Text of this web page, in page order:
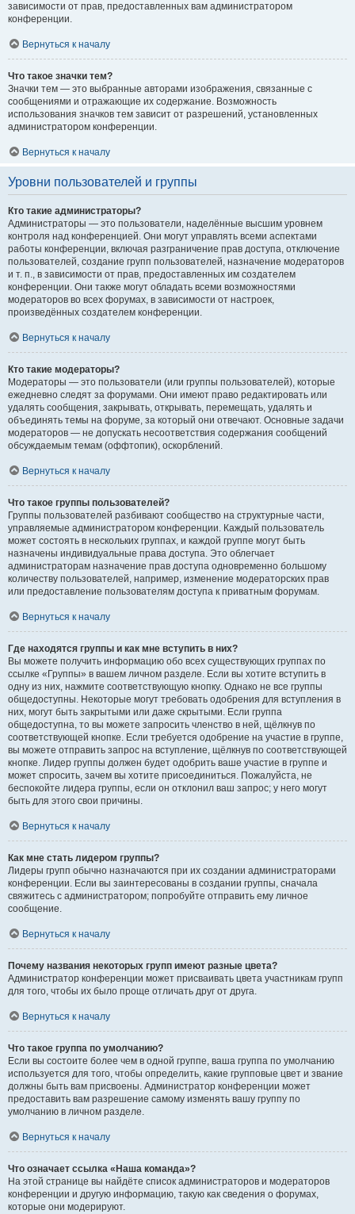
зависимости от прав, предоставленных вам администратором
конференции.
Вернуться к началу
Что такое значки тем?
Значки тем — это выбранные авторами изображения, связанные с
сообщениями и отражающие их содержание. Возможность
использования значков тем зависит от разрешений, установленных
администратором конференции.
Вернуться к началу
Уровни пользователей и группы
Кто такие администраторы?
Администраторы — это пользователи, наделённые высшим уровнем
контроля над конференцией. Они могут управлять всеми аспектами
работы конференции, включая разграничение прав доступа, отключение
пользователей, создание групп пользователей, назначение модераторов
и т. п., в зависимости от прав, предоставленных им создателем
конференции. Они также могут обладать всеми возможностями
модераторов во всех форумах, в зависимости от настроек,
произведённых создателем конференции.
Вернуться к началу
Кто такие модераторы?
Модераторы — это пользователи (или группы пользователей), которые
ежедневно следят за форумами. Они имеют право редактировать или
удалять сообщения, закрывать, открывать, перемещать, удалять и
объединять темы на форуме, за который они отвечают. Основные задачи
модераторов — не допускать несоответствия содержания сообщений
обсуждаемым темам (оффтопик), оскорблений.
Вернуться к началу
Что такое группы пользователей?
Группы пользователей разбивают сообщество на структурные части,
управляемые администратором конференции. Каждый пользователь
может состоять в нескольких группах, и каждой группе могут быть
назначены индивидуальные права доступа. Это облегчает
администраторам назначение прав доступа одновременно большому
количеству пользователей, например, изменение модераторских прав
или предоставление пользователям доступа к приватным форумам.
Вернуться к началу
Где находятся группы и как мне вступить в них?
Вы можете получить информацию обо всех существующих группах по
ссылке «Группы» в вашем личном разделе. Если вы хотите вступить в
одну из них, нажмите соответствующую кнопку. Однако не все группы
общедоступны. Некоторые могут требовать одобрения для вступления в
них, могут быть закрытыми или даже скрытыми. Если группа
общедоступна, то вы можете запросить членство в ней, щёлкнув по
соответствующей кнопке. Если требуется одобрение на участие в группе,
вы можете отправить запрос на вступление, щёлкнув по соответствующей
кнопке. Лидер группы должен будет одобрить ваше участие в группе и
может спросить, зачем вы хотите присоединиться. Пожалуйста, не
беспокойте лидера группы, если он отклонил ваш запрос; у него могут
быть для этого свои причины.
Вернуться к началу
Как мне стать лидером группы?
Лидеры групп обычно назначаются при их создании администраторами
конференции. Если вы заинтересованы в создании группы, сначала
свяжитесь с администратором; попробуйте отправить ему личное
сообщение.
Вернуться к началу
Почему названия некоторых групп имеют разные цвета?
Администратор конференции может присваивать цвета участникам групп
для того, чтобы их было проще отличать друг от друга.
Вернуться к началу
Что такое группа по умолчанию?
Если вы состоите более чем в одной группе, ваша группа по умолчанию
используется для того, чтобы определить, какие групповые цвет и звание
должны быть вам присвоены. Администратор конференции может
предоставить вам разрешение самому изменять вашу группу по
умолчанию в личном разделе.
Вернуться к началу
Что означает ссылка «Наша команда»?
На этой странице вы найдёте список администраторов и модераторов
конференции и другую информацию, такую как сведения о форумах,
которые они модерируют.